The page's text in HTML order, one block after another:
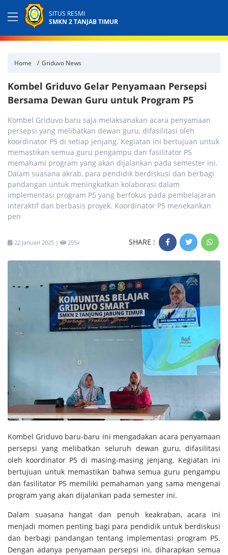
SITUS RESMI
SMKN 2 TANJAB TIMUR
Home Griduvo News
Kombel Griduvo Gelar Penyamaan Persepsi
Bersama Dewan Guru untuk Program P5
Kombel Griduvo baru saja melaksanakan acara penyamaan
persepsi yang melibatkan dewan guru, difasilitasi oleh
koordinator P5 di setiap jenjang. Kegiatan ini bertujuan untuk
memastikan semua guru pengampu dan fasilitator P5
memahami program yang akan dijalankan pada semester ini.
Dalam suasana akrab, para pendidik berdiskusi dan berbagi
pandangan untuk meningkatkan kolaborasi dalam
implementasi program P5 yang berfokus pada pembelajaran
interaktif dan berbasis proyek. Koordinator P5 menekankan
pen
22 Januari 2025 | 255x SHARE :
Kombel Griduvo baru-baru ini mengadakan acara penyamaan
persepsi yang melibatkan seluruh dewan guru, difasilitasi
oleh koordinator P5 di masing-masing jenjang. Kegiatan ini
bertujuan untuk memastikan bahwa semua guru pengampu
dan fasilitator P5 memiliki pemahaman yang sama mengenai
program yang akan dijalankan pada semester ini.
Dalam suasana hangat dan penuh keakraban, acara ini
menjadi momen penting bagi para pendidik untuk berdiskusi
dan berbagi pandangan tentang implementasi program P5.
Dengan adanya penyamaan persepsi ini, diharapkan semua